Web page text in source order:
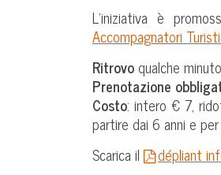
L’iniziativa è
Accompagnatori
Ritrovoqualche
Prenotazione
Costo: intero € 7,
partire dai 6 anni e
Scarica il
dépliant